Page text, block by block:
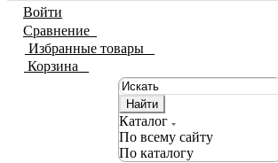
Войти
Сравнение
Избранные товары
Корзина
Найти
Каталог
По всему сайту
По каталогу